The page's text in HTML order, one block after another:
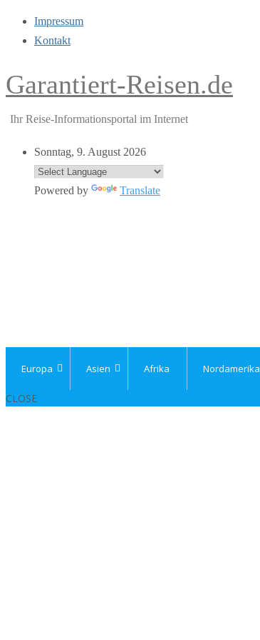
Impressum
Kontakt
Garantiert-Reisen.de
Ihr Reise-Informationsportal im Internet
Sonntag, 9. August 2026
Powered by Translate
Europa Asien Afrika Nordamerika
CLOSE